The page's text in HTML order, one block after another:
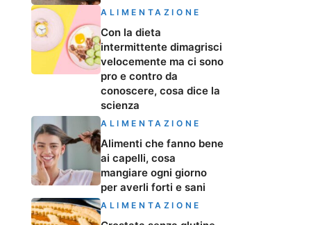
ALIMENTAZIONE
Con la dieta
intermittente dimagrisci
velocemente ma ci sono
pro e contro da
conoscere, cosa dice la
scienza
ALIMENTAZIONE
Alimenti che fanno bene
ai capelli, cosa
mangiare ogni giorno
per averli forti e sani
ALIMENTAZIONE